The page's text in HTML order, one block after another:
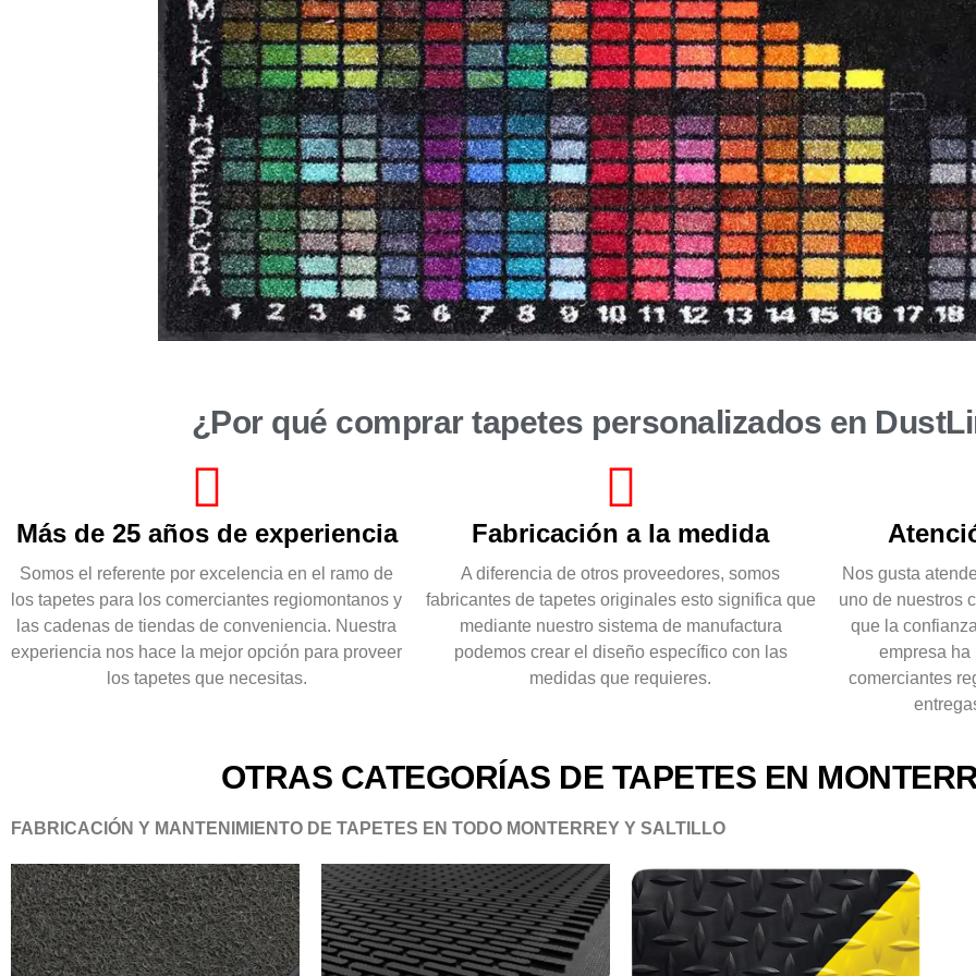
¿Por qué comprar tapetes personalizados en
Más de 25 años de experiencia
Somos el referente por excelencia en el ramo de
los tapetes para los comerciantes regiomontanos y
las cadenas de tiendas de conveniencia. Nuestra
experiencia nos hace la mejor opción para proveer
los tapetes que necesitas.
Fabricación a la medida
A diferencia de otros proveedores, somos
fabricantes de tapetes originales esto significa que
mediante nuestro sistema de manufactura
podemos crear el diseño específico con las
medidas que requieres.
Nos gusta
uno de nuestros
que la
empresa ha
comerciantes
OTRAS CATEGORÍAS DE TAPETES EN
FABRICACIÓN Y MANTENIMIENTO DE TAPETES EN TODO MONTERREY Y SALTILLO